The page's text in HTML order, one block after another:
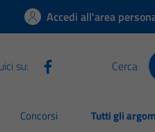
attiva: Accedi all'area
su: Cerca
Concorsi Tutti gli